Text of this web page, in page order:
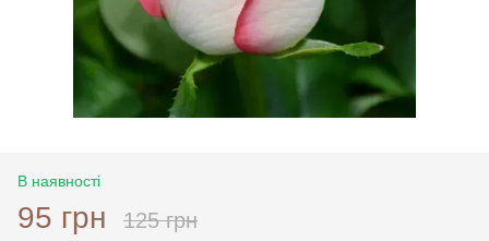
В наявності
95 грн 125 грн